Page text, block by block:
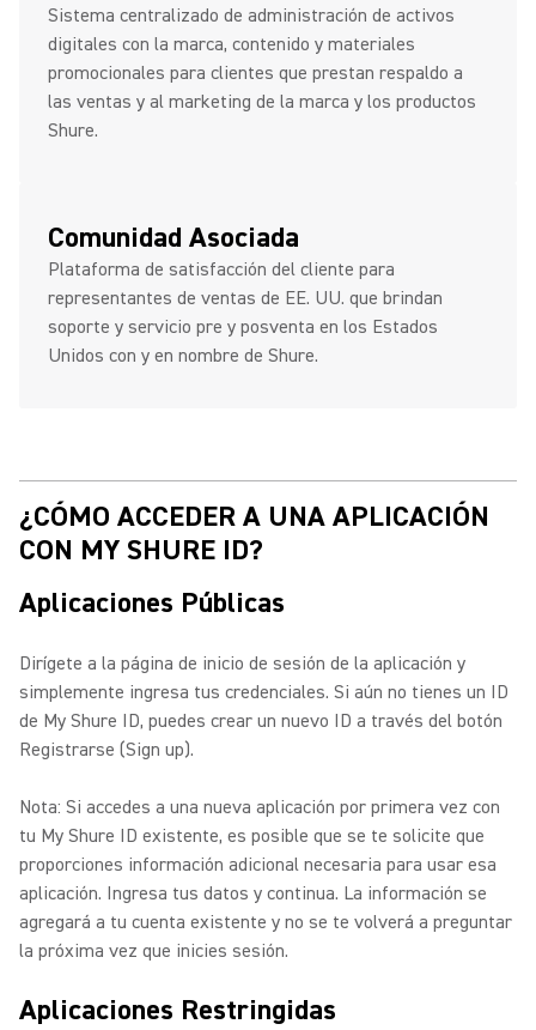
Sistema centralizado de administración de activos
digitales con la marca, contenido y materiales
promocionales para clientes que prestan respaldo a
las ventas y al marketing de la marca y los productos
Shure.
Comunidad Asociada
Plataforma de satisfacción del cliente para
representantes de ventas de EE. UU. que brindan
soporte y servicio pre y posventa en los Estados
Unidos con y en nombre de Shure.
¿CÓMO ACCEDER A UNA APLICACIÓN
CON MY SHURE ID?
Aplicaciones Públicas
Dirígete a la página de inicio de sesión de la aplicación y
simplemente ingresa tus credenciales. Si aún no tienes un ID
de My Shure ID, puedes crear un nuevo ID a través del botón
Registrarse (Sign up).
Nota: Si accedes a una nueva aplicación por primera vez con
tu My Shure ID existente, es posible que se te solicite que
proporciones información adicional necesaria para usar esa
aplicación. Ingresa tus datos y continua. La información se
agregará a tu cuenta existente y no se te volverá a preguntar
la próxima vez que inicies sesión.
Aplicaciones Restringidas